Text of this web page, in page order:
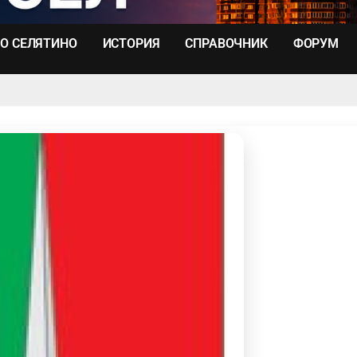
О СЕЛЯТИНО ИСТОРИЯ СПРАВОЧНИК ФОРУМ